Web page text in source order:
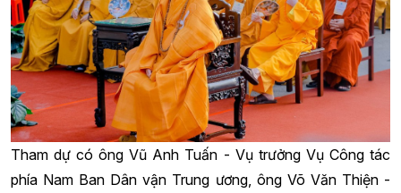
Tham dự có ông Vũ Anh Tuấn - Vụ trưởng Vụ Công tác
phía Nam Ban Dân vận Trung ương, ông Võ Văn Thiện -